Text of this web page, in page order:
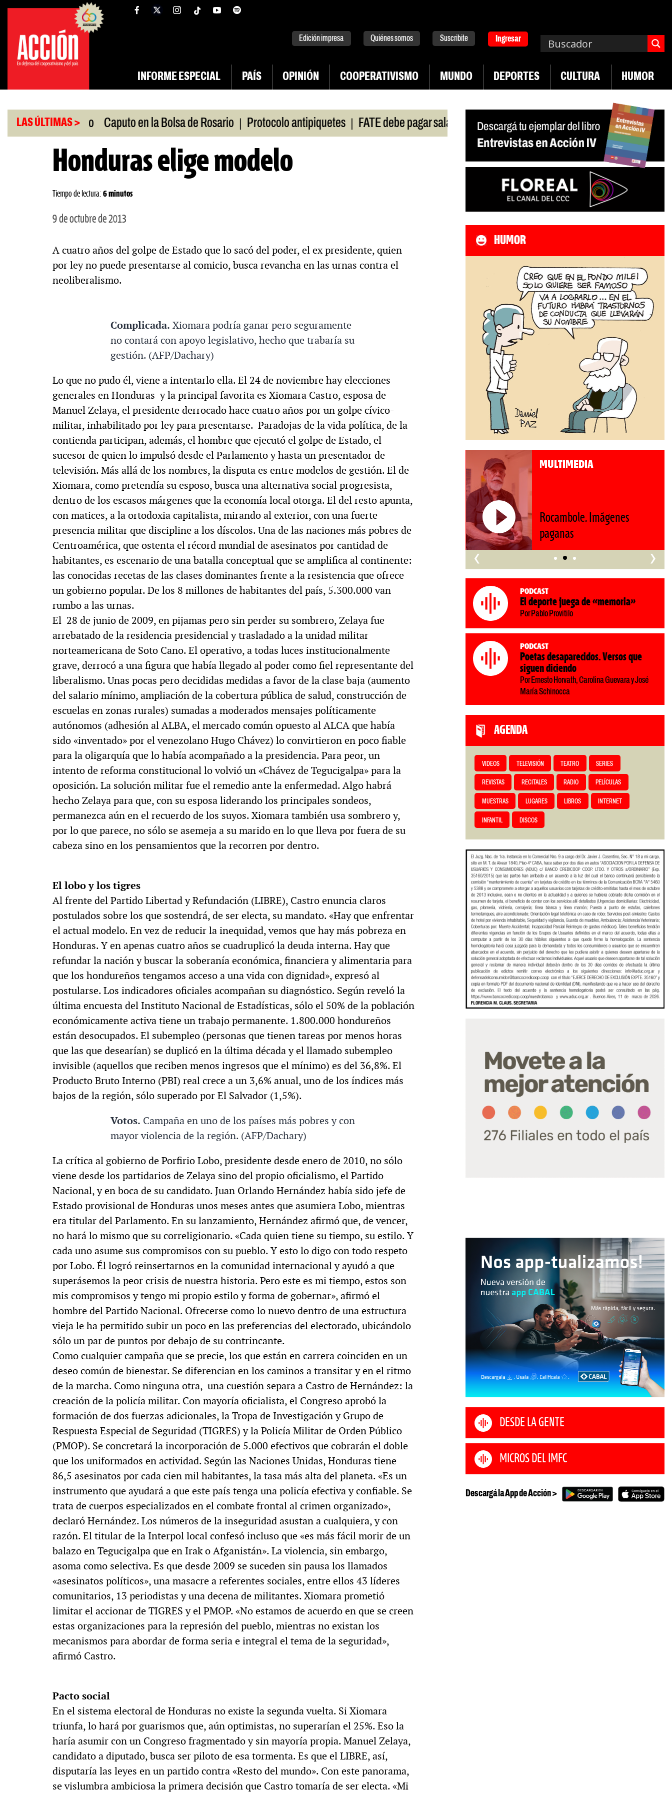
Saltar
contenido
facebooktwitterinstagram
Edición impresa Quiénes somos Suscribite Ingresar
INFORME ESPECIAL PAÍS OPINIÓN COOPERATIVISMO MUNDO DEPORTES CULTURA HUMOR
LAS ÚLTIMAS >
Medio Caputo en la Bolsa de Rosario | Protocolo antipiquetes | FATE debe pagar salarios | Plan de lucha de UTEP | Exportaciones del agro
Honduras elige modelo
Tiempo de lectura: 6 minutos
9 de octubre de 2013
A cuatro años del golpe de Estado que lo sacó del poder, el ex presidente, quien
por ley no puede presentarse al comicio, busca revancha en las urnas contra el
neoliberalismo.
Complicada. Xiomara podría ganar pero seguramente
no contará con apoyo legislativo, hecho que trabaría su
gestión. (AFP/Dachary)
Lo que no pudo él, viene a intentarlo ella. El 24 de noviembre hay elecciones
generales en Honduras y la principal favorita es Xiomara Castro, esposa de
Manuel Zelaya, el presidente derrocado hace cuatro años por un golpe cívico-
militar, inhabilitado por ley para presentarse. Paradojas de la vida política, de la
contienda participan, además, el hombre que ejecutó el golpe de Estado, el
sucesor de quien lo impulsó desde el Parlamento y hasta un presentador de
televisión. Más allá de los nombres, la disputa es entre modelos de gestión. El de
Xiomara, como pretendía su esposo, busca una alternativa social progresista,
dentro de los escasos márgenes que la economía local otorga. El del resto apunta,
con matices, a la ortodoxia capitalista, mirando al exterior, con una fuerte
presencia militar que discipline a los díscolos. Una de las naciones más pobres de
Centroamérica, que ostenta el récord mundial de asesinatos por cantidad de
habitantes, es escenario de una batalla conceptual que se amplifica al continente:
las conocidas recetas de las clases dominantes frente a la resistencia que ofrece
un gobierno popular. De los 8 millones de habitantes del país, 5.300.000 van
rumbo a las urnas.
El 28 de junio de 2009, en pijamas pero sin perder su sombrero, Zelaya fue
arrebatado de la residencia presidencial y trasladado a la unidad militar
norteamericana de Soto Cano. El operativo, a todas luces institucionalmente
grave, derrocó a una figura que había llegado al poder como fiel representante del
liberalismo. Unas pocas pero decididas medidas a favor de la clase baja (aumento
del salario mínimo, ampliación de la cobertura pública de salud, construcción de
escuelas en zonas rurales) sumadas a moderados mensajes políticamente
autónomos (adhesión al ALBA, el mercado común opuesto al ALCA que había
sido «inventado» por el venezolano Hugo Chávez) lo convirtieron en poco fiable
para la oligarquía que lo había acompañado a la presidencia. Para peor, un
intento de reforma constitucional lo volvió un «Chávez de Tegucigalpa» para la
oposición. La solución militar fue el remedio ante la enfermedad. Algo habrá
hecho Zelaya para que, con su esposa liderando los principales sondeos,
permanezca aún en el recuerdo de los suyos. Xiomara también usa sombrero y,
por lo que parece, no sólo se asemeja a su marido en lo que lleva por fuera de su
cabeza sino en los pensamientos que la recorren por dentro.
El lobo y los tigres
Al frente del Partido Libertad y Refundación (LIBRE), Castro enuncia claros
postulados sobre los que sostendrá, de ser electa, su mandato. «Hay que enfrentar
el actual modelo. En vez de reducir la inequidad, vemos que hay más pobreza en
Honduras. Y en apenas cuatro años se cuadruplicó la deuda interna. Hay que
refundar la nación y buscar la soberanía económica, financiera y alimentaria para
que los hondureños tengamos acceso a una vida con dignidad», expresó al
postularse. Los indicadores oficiales acompañan su diagnóstico. Según reveló la
última encuesta del Instituto Nacional de Estadísticas, sólo el 50% de la población
económicamente activa tiene un trabajo permanente. 1.800.000 hondureños
están desocupados. El subempleo (personas que tienen tareas por menos horas
que las que desearían) se duplicó en la última década y el llamado subempleo
invisible (aquellos que reciben menos ingresos que el mínimo) es del 36,8%. El
Producto Bruto Interno (PBI) real crece a un 3,6% anual, uno de los índices más
bajos de la región, sólo superado por El Salvador (1,5%).
Votos. Campaña en uno de los países más pobres y con
mayor violencia de la región. (AFP/Dachary)
La crítica al gobierno de Porfirio Lobo, presidente desde enero de 2010, no sólo
viene desde los partidarios de Zelaya sino del propio oficialismo, el Partido
Nacional, y en boca de su candidato. Juan Orlando Hernández había sido jefe de
Estado provisional de Honduras unos meses antes que asumiera Lobo, mientras
era titular del Parlamento. En su lanzamiento, Hernández afirmó que, de vencer,
no hará lo mismo que su correligionario. «Cada quien tiene su tiempo, su estilo. Y
cada uno asume sus compromisos con su pueblo. Y esto lo digo con todo respeto
por Lobo. Él logró reinsertarnos en la comunidad internacional y ayudó a que
superásemos la peor crisis de nuestra historia. Pero este es mi tiempo, estos son
mis compromisos y tengo mi propio estilo y forma de gobernar», afirmó el
hombre del Partido Nacional. Ofrecerse como lo nuevo dentro de una estructura
vieja le ha permitido subir un poco en las preferencias del electorado, ubicándolo
sólo un par de puntos por debajo de su contrincante.
Como cualquier campaña que se precie, los que están en carrera coinciden en un
deseo común de bienestar. Se diferencian en los caminos a transitar y en el ritmo
de la marcha. Como ninguna otra, una cuestión separa a Castro de Hernández: la
creación de la policía militar. Con mayoría oficialista, el Congreso aprobó la
formación de dos fuerzas adicionales, la Tropa de Investigación y Grupo de
Respuesta Especial de Seguridad (TIGRES) y la Policía Militar de Orden Público
(PMOP). Se concretará la incorporación de 5.000 efectivos que cobrarán el doble
que los uniformados en actividad. Según las Naciones Unidas, Honduras tiene
86,5 asesinatos por cada cien mil habitantes, la tasa más alta del planeta. «Es un
instrumento que ayudará a que este país tenga una policía efectiva y confiable. Se
trata de cuerpos especializados en el combate frontal al crimen organizado»,
declaró Hernández. Los números de la inseguridad asustan a cualquiera, y con
razón. El titular de la Interpol local confesó incluso que «es más fácil morir de un
balazo en Tegucigalpa que en Irak o Afganistán». La violencia, sin embargo,
asoma como selectiva. Es que desde 2009 se suceden sin pausa los llamados
«asesinatos políticos», una masacre a referentes sociales, entre ellos 43 líderes
comunitarios, 13 periodistas y una decena de militantes. Xiomara prometió
limitar el accionar de TIGRES y el PMOP. «No estamos de acuerdo en que se creen
estas organizaciones para la represión del pueblo, mientras no existan los
mecanismos para abordar de forma seria e integral el tema de la seguridad»,
afirmó Castro.
Pacto social
En el sistema electoral de Honduras no existe la segunda vuelta. Si Xiomara
triunfa, lo hará por guarismos que, aún optimistas, no superarían el 25%. Eso la
haría asumir con un Congreso fragmentado y sin mayoría propia. Manuel Zelaya,
candidato a diputado, busca ser piloto de esa tormenta. Es que el LIBRE, así,
disputaría las leyes en un partido contra «Resto del mundo». Con este panorama,
se vislumbra ambiciosa la primera decisión que Castro tomaría de ser electa. «Mi
HUMOR
«La reforma
MULTIMEDIA
60º aniversario de Acción.
Periodismo con historia
MULTIMEDIA
Rocambole. Imágenes
paganas
MULTIMEDIA
Roberto Pompa. «La reforma
nos retrocede al siglo XIX»
‹ ›
Podcast
El deporte juega de «memoria»
Por Pablo Provitilo
Podcast
Poetas desaparecidos. Versos que
siguen diciendo
Por Ernesto Horvath, Carolina Guevara y José
María Schinocca
AGENDA
VIDEOS TELEVISIÓN TEATRO SERIES
REVISTAS RECITALES RADIO PELÍCULAS
MUESTRAS LUGARES LIBROS INTERNET
INFANTIL DISCOS
DESDE LA GENTE
MICROS DEL IMFC
Descargá la App de Acción >